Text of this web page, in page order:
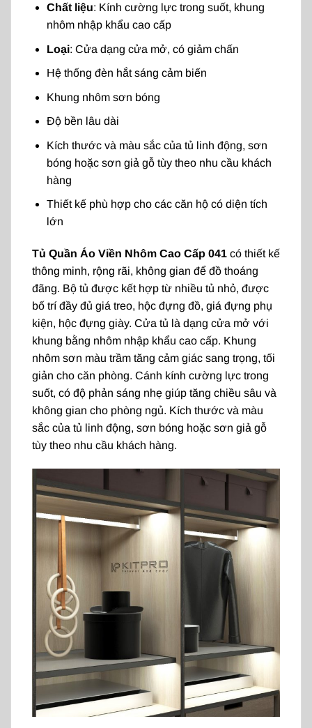
Chất liệu: Kính cường lực trong suốt, khung
nhôm nhập khẩu cao cấp
Loại: Cửa dạng cửa mở, có giảm chấn
Hệ thống đèn hắt sáng cảm biến
Khung nhôm sơn bóng
Độ bền lâu dài
Kích thước và màu sắc của tủ linh động, sơn
bóng hoặc sơn giả gỗ tùy theo nhu cầu khách
hàng
Thiết kế phù hợp cho các căn hộ có diện tích
lớn
Tủ Quần Áo Viền Nhôm Cao Cấp 041 có thiết kế
thông minh, rộng rãi, không gian để đồ thoáng
đãng. Bộ tủ được kết hợp từ nhiều tủ nhỏ, được
bố trí đầy đủ giá treo, hộc đựng đồ, giá đựng phụ
kiện, hộc đựng giày. Cửa tủ là dạng cửa mở với
khung bằng nhôm nhập khẩu cao cấp. Khung
nhôm sơn màu trầm tăng cảm giác sang trọng, tối
giản cho căn phòng. Cánh kính cường lực trong
suốt, có độ phản sáng nhẹ giúp tăng chiều sâu và
không gian cho phòng ngủ. Kích thước và màu
sắc của tủ linh động, sơn bóng hoặc sơn giả gỗ
tùy theo nhu cầu khách hàng.